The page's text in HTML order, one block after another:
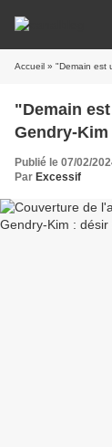
Accueil » "Demain est
"Demain
Gendry-
Publié le 07/02/
Par Excessif